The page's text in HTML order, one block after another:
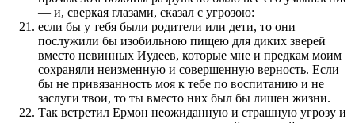
— и, сверкая глазами, сказал с угрозою:
если бы у тебя были родители или дети, то они
послужили бы изобильною пищею для диких зверей
вместо невинных Иудеев, которые мне и предкам моим
сохраняли неизменную и совершенную верность. Если
бы не привязанность моя к тебе по воспитанию и не
заслуги твои, то ты вместо них был бы лишен жизни.
Так встретил Ермон неожиданную и страшную угрозу и